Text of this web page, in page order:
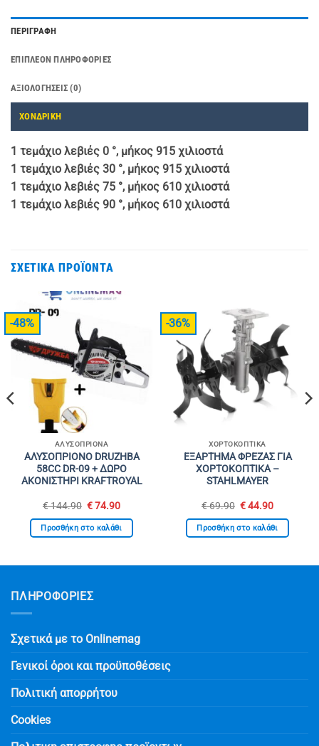
ΠΕΡΙΓΡΑΦΉ
ΕΠΙΠΛΈΟΝ ΠΛΗΡΟΦΟΡΊΕΣ
ΑΞΙΟΛΟΓΉΣΕΙΣ (0)
ΧΟΝΔΡΙΚΗ
1 τεμάχιο λεβιές 0 °, μήκος 915 χιλιοστά
1 τεμάχιο λεβιές 30 °, μήκος 915 χιλιοστά
1 τεμάχιο λεβιές 75 °, μήκος 610 χιλιοστά
1 τεμάχιο λεβιές 90 °, μήκος 610 χιλιοστά
ΣΧΕΤΙΚΆ ΠΡΟΪΌΝΤΑ
-48%
ΑΛΥΣΟΠΡΊΟΝΑ
ΑΛΥΣΟΠΡΙΟΝΟ DRUZHBA
58CC DR-09 + ΔΩΡΟ
ΑΚΟΝΙΣΤΗΡΙ KRAFTROYAL
€144.90 Original
was:
€ 144.90.
€74.90Η
τιμή
είναι:
Προσθήκη στο καλάθι
-36%
ΧΟΡΤΟΚΟΠΤΙΚΆ
ΕΞΑΡΤΗΜΑ ΦΡΕΖΑΣ ΓΙΑ
ΧΟΡΤΟΚΟΠΤΙΚΑ –
STAHLMAYER
€69.90 Original
was:
€ 69.90.
€44.90Η
τιμή
είναι:
Προσθήκη στο καλάθι
ΠΛΗΡΟΦΟΡΙΕΣ
Σχετικά με το Onlinemag
Γενικοί όροι και προϋποθέσεις
Πολιτική απορρήτου
Cookies